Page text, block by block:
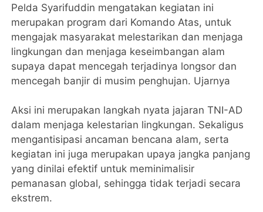
Pelda Syarifuddin mengatakan kegiatan ini
merupakan program dari Komando Atas, untuk
mengajak masyarakat melestarikan dan menjaga
lingkungan dan menjaga keseimbangan alam
supaya dapat mencegah terjadinya longsor dan
mencegah banjir di musim penghujan. Ujarnya
Aksi ini merupakan langkah nyata jajaran TNI-AD
dalam menjaga kelestarian lingkungan. Sekaligus
mengantisipasi ancaman bencana alam, serta
kegiatan ini juga merupakan upaya jangka panjang
yang dinilai efektif untuk meminimalisir
pemanasan global, sehingga tidak terjadi secara
ekstrem.